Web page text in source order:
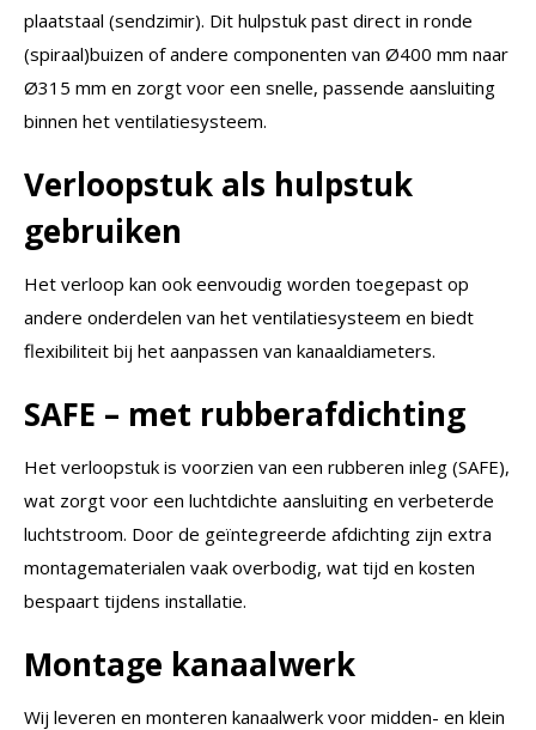
plaatstaal (sendzimir). Dit hulpstuk past direct in ronde
(spiraal)buizen of andere componenten van Ø400 mm naar
Ø315 mm en zorgt voor een snelle, passende aansluiting
binnen het ventilatiesysteem.
Verloopstuk als hulpstuk
gebruiken
Het verloop kan ook eenvoudig worden toegepast op
andere onderdelen van het ventilatiesysteem en biedt
flexibiliteit bij het aanpassen van kanaaldiameters.
SAFE – met rubberafdichting
Het verloopstuk is voorzien van een rubberen inleg (SAFE),
wat zorgt voor een luchtdichte aansluiting en verbeterde
luchtstroom. Door de geïntegreerde afdichting zijn extra
montagematerialen vaak overbodig, wat tijd en kosten
bespaart tijdens installatie.
Montage kanaalwerk
Wij leveren en monteren kanaalwerk voor midden- en klein